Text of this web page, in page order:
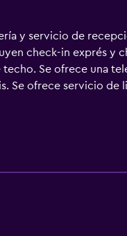
y servicio de
check-in exprés y
Se ofrece una
Se ofrece servicio de